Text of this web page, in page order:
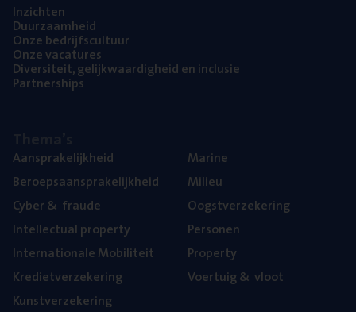
Inzich­ten
Duur­zaam­heid
Onze bedrijfs­cul­tuur
Onze vaca­tu­res
Diver­si­teit, gelijk­waar­dig­heid en inclusie
Part­ner­ships
Aan­spra­ke­lijk­heid
Beroeps­aan­spra­ke­lijk­heid
Cyber& fraude
Intel­lec­tu­al property
Inter­na­ti­o­na­le Mobiliteit
Kre­diet­ver­ze­ke­ring
Kunst­ver­ze­ke­ring
Mari­ne
Mili­eu
Oogst­ver­ze­ke­ring
Per­so­nen
Pro­per­ty
Voer­tuig& vloot